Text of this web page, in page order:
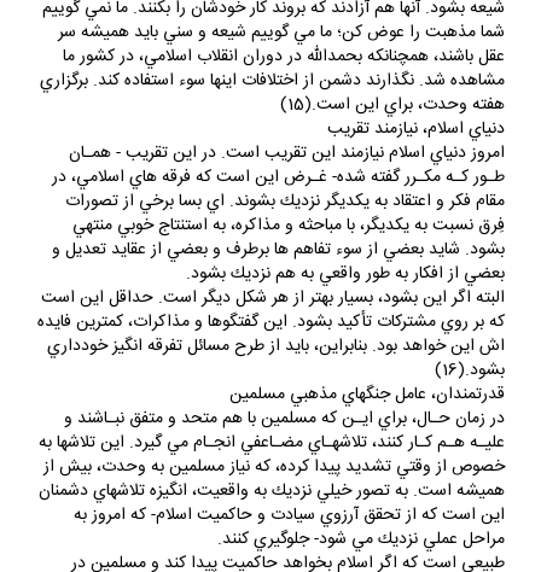
شيعه بشود. آنها هم آزادند كه بروند كار خودشان را بكنند. ما نمي گوييم
شما مذهبت را عوض كن؛ ما مي گوييم شيعه و سني بايد هميشه سر
عقل باشند، همچنانكه بحمدالله در دوران انقلاب اسلامي، در كشور ما
مشاهده شد. نگذارند دشمن از اختلافات اينها سوء استفاده كند. برگزاري
هفته وحدت، براي اين است.(15)
دنياي اسلام، نيازمند تقريب
امروز دنياي اسلام نيازمند اين تقريب است. در اين تقريب - همـان
طـور كـه مكـرر گفته شده- غـرض اين است كه فرقه هاي اسلامي، در
مقام فكر و اعتقاد به يكديگر نزديك بشوند. اي بسا برخي از تصورات
فِرق نسبت به يكديگر، با مباحثه و مذاكره، به استنتاج خوبي منتهي
بشود. شايد بعضي از سوء تفاهم ها برطرف و بعضي از عقايد تعديل و
بعضي از افكار به طور واقعي به هم نزديك بشود.
البته اگر اين بشود، بسيار بهتر از هر شكل ديگر است. حداقل اين است
كه بر روي مشتركات تأكيد بشود. اين گفتگوها و مذاكرات، كمترين فايده
اش اين خواهد بود. بنابراين، بايد از طرح مسائل تفرقه انگيز خودداري
بشود.(16)
قدرتمندان، عامل جنگهاي مذهبي مسلمين
در زمان حـال، براي ايـن كه مسلمين با هم متحد و متفق نبـاشند و
عليـه هـم كـار كنند، تلاشهـاي مضـاعفي انجـام مي گيرد. اين تلاشها به
خصوص از وقتي تشديد پيدا كرده، كه نياز مسلمين به وحدت، بيش از
هميشه است. به تصور خيلي نزديك به واقعيت، انگيزه تلاشهاي دشمنان
اين است كه از تحقق آرزوي سيادت و حاكميت اسلام- كه امروز به
مراحل عملي نزديك مي شود- جلوگيري كنند.
طبيعي است كه اگر اسلام بخواهد حاكميت پيدا كند و مسلمين در